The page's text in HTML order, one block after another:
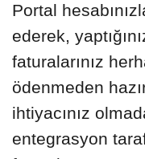
Portal
ederek,
faturalarınız
ödenmeden
ihtiyacınız
entegrasyon